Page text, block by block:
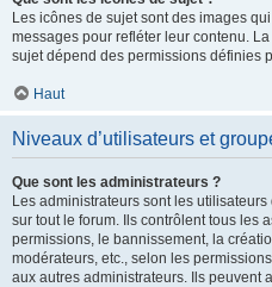
Les icônes de sujet sont des images
messages pour refléter leur contenu.
sujet dépend des permissions définies
Haut
Niveaux d’utilisateurs et
Que sont les administrateurs ?
Les administrateurs sont les
sur tout le forum. Ils contrôlent tous les
permissions, le bannissement, la
modérateurs, etc., selon les
aux autres administrateurs. Ils peuvent